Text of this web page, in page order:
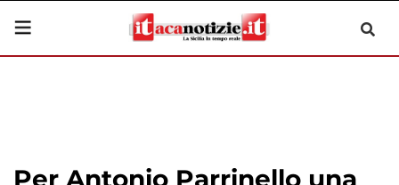
Per Antonio Parrinello una